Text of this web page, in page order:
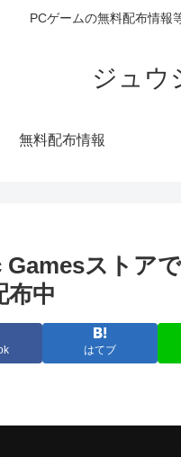
PCゲームの無料配布情報
ジュウ
無料配布情報
Gamesストア
布中
はてブ